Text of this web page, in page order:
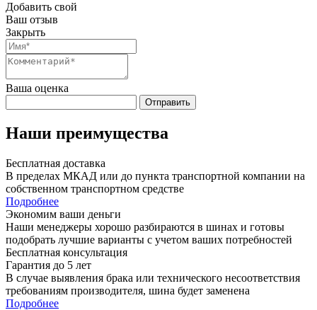
Добавить свой
Ваш отзыв
Закрыть
Ваша оценка
Отправить
Наши преимущества
Бесплатная доставка
В пределах МКАД или до пункта транспортной компании на
собственном транспортном средстве
Подробнее
Экономим ваши деньги
Наши менеджеры хорошо разбираются в шинах и готовы
подобрать лучшие варианты с учетом ваших потребностей
Бесплатная консультация
Гарантия до 5 лет
В случае выявления брака или технического несоответствия
требованиям производителя, шина будет заменена
Подробнее